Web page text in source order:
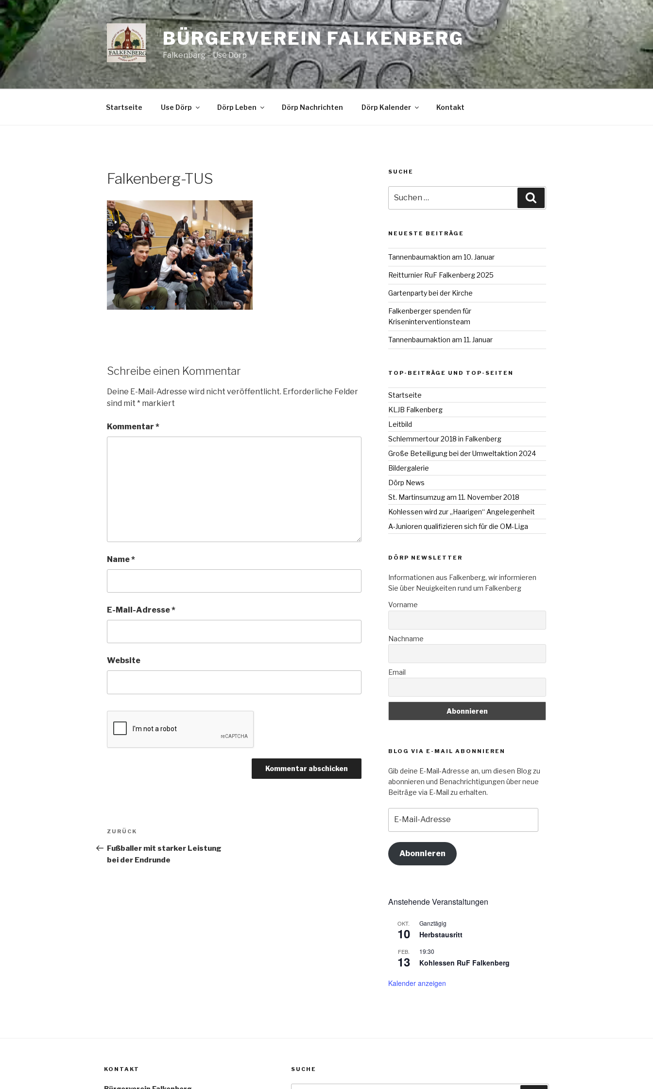
Zum
Inhalt
springen
BÜRGERVEREIN FALKENBERG
Falkenbarg – Use Dörp
Startseite Use Dörp Dörp Leben Dörp Nachrichten Dörp Kalender Kontakt
Falkenberg-TUS
Schreibe einen Kommentar
Deine E-Mail-Adresse wird nicht veröffentlicht. Erforderliche Felder
sind mit * markiert
Kommentar *
Name*
E-Mail-Adresse*
Website
Beitragsnavigation
Vorheriger
ZURÜCK
Fußballer mit starker Leistung
bei der Endrunde
SUCHE
nach:
NEUESTE BEITRÄGE
Tannenbaumaktion am 10. Januar
Reitturnier RuF Falkenberg 2025
Gartenparty bei der Kirche
Falkenberger spenden für
Kriseninterventionsteam
Tannenbaumaktion am 11. Januar
TOP-BEITRÄGE UND TOP-SEITEN
Startseite
KLJB Falkenberg
Leitbild
Schlemmertour 2018 in Falkenberg
Große Beteiligung bei der Umweltaktion 2024
Bildergalerie
Dörp News
St. Martinsumzug am 11. November 2018
Kohlessen wird zur „Haarigen“ Angelegenheit
A-Junioren qualifizieren sich für die OM-Liga
DÖRP NEWSLETTER
Informationen aus Falkenberg, wir informieren
Sie über Neuigkeiten rund um Falkenberg
Vorname
Nachname
Email
BLOG VIA E-MAIL ABONNIEREN
Gib deine E-Mail-Adresse an, um diesen Blog zu
abonnieren und Benachrichtigungen über neue
Beiträge via E-Mail zu erhalten.
Mail-
Adresse
Abonnieren
Anstehende Veranstaltungen
OKT.
10
Ganztägig
Herbstausritt
FEB.
13
19:30
Kohlessen RuF Falkenberg
Kalender anzeigen
KONTAKT SUCHE